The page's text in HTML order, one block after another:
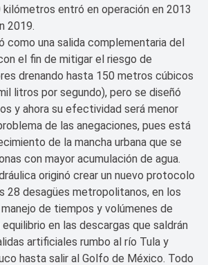
entró en operación en 2013
2019.
como una salida complementaria del
el fin de mitigar el riesgo de
drenando hasta 150 metros cúbicos
litros por segundo), pero se diseñó
y ahora su efectividad será menor
de las anegaciones, pues está
de la mancha urbana que se
con mayor acumulación de agua.
originó crear un nuevo protocolo
28 desagües metropolitanos, en los
de tiempos y volúmenes de
equilibrio en las descargas que saldrán
artificiales rumbo al río Tula y
hasta salir al Golfo de México. Todo